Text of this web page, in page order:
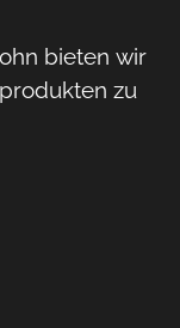
bieten wir
zu